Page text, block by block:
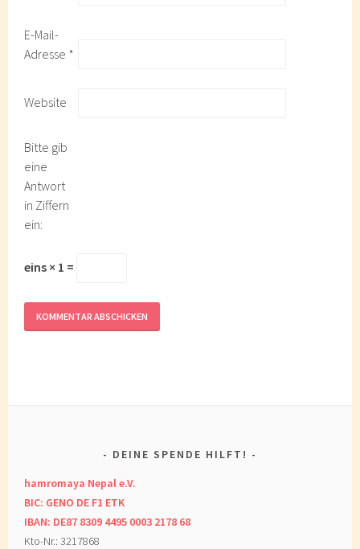
E-Mail-
Adresse *
Website
Bitte gib
eine
Antwort
in Ziffern
ein:
eins × 1 =
DEINE SPENDE HILFT!
hamromaya Nepal e.V.
BIC: GENO DE F1 ETK
IBAN: DE87 8309 4495 0003 2178 68
Kto-Nr.: 3217868